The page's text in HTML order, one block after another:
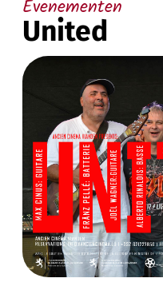
Evenementen
United